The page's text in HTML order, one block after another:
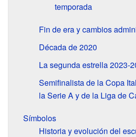
temporada
Fin de era y cambios
Década de 2020
La segunda estrella 2023-
Semifinalista de la Copa
la Serie A y de la Liga de
Símbolos
Historia y evolución del